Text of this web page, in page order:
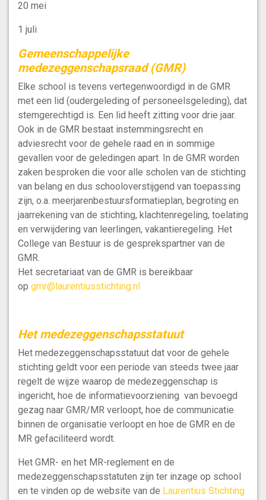
20 mei
1 juli
Gemeenschappelijke
medezeggenschapsraad (GMR)
Elke school is tevens vertegenwoordigd in de GMR
met een lid (oudergeleding of personeelsgeleding), dat
stemgerechtigd is. Een lid heeft zitting voor drie jaar.
Ook in de GMR bestaat instemmingsrecht en
adviesrecht voor de gehele raad en in sommige
gevallen voor de geledingen apart. In de GMR worden
zaken besproken die voor alle scholen van de stichting
van belang en dus schooloverstijgend van toepassing
zijn, o.a. meerjarenbestuursformatieplan, begroting en
jaarrekening van de stichting, klachtenregeling, toelating
en verwijdering van leerlingen, vakantieregeling. Het
College van Bestuur is de gesprekspartner van de
GMR.
Het secretariaat van de GMR is bereikbaar
op gmr@laurentiusstichting.nl
Het medezeggenschapsstatuut
Het medezeggenschapsstatuut dat voor de gehele
stichting geldt voor een periode van steeds twee jaar
regelt de wijze waarop de medezeggenschap is
ingericht, hoe de informatievoorziening van bevoegd
gezag naar GMR/MR verloopt, hoe de communicatie
binnen de organisatie verloopt en hoe de GMR en de
MR gefaciliteerd wordt.
Het GMR- en het MR-reglement en de
medezeggenschapsstatuten zijn ter inzage op school
en te vinden op de website van de Laurentius Stichting